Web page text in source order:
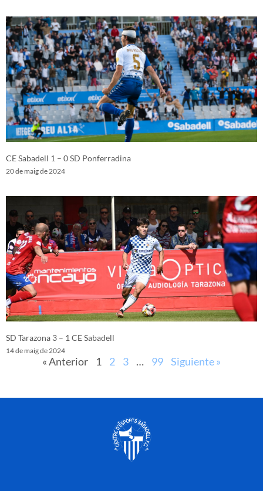
CE Sabadell 1 – 0 SD Ponferradina
20 de maig de 2024
SD Tarazona 3 – 1 CE Sabadell
14 de maig de 2024
« Anterior 1 2 3 … 99 Siguiente »